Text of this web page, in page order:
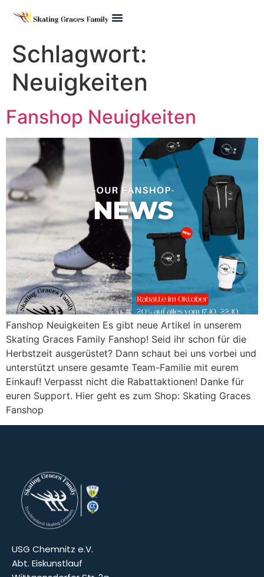
Schlagwort:
Neuigkeiten
Fanshop Neuigkeiten
Fanshop Neuigkeiten Es gibt neue Artikel in unserem
Skating Graces Family Fanshop! Seid ihr schon für die
Herbstzeit ausgerüstet? Dann schaut bei uns vorbei und
unterstützt unsere gesamte Team-Familie mit eurem
Einkauf! Verpasst nicht die Rabattaktionen! Danke für
euren Support. Hier geht es zum Shop: Skating Graces
Fanshop
USG Chemnitz e.V.
Abt. Eiskunstlauf